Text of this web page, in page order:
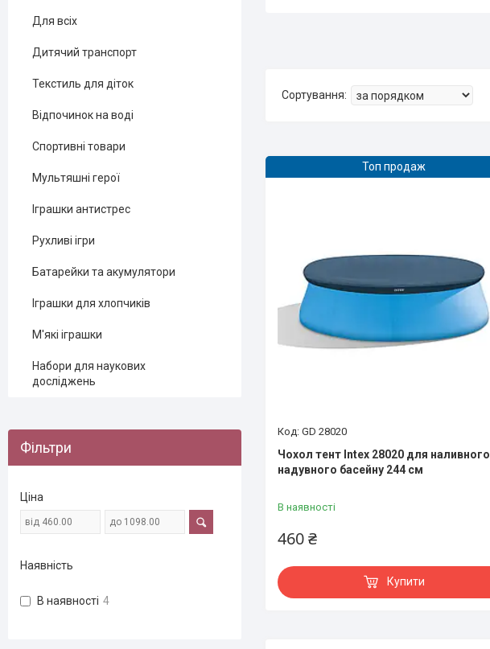
Топ продаж
GD 28020
Чохол тент Intex 28020 для наливного
надувного басейну 244 см
В наявності
460 ₴
Купити
Для всіх
Дитячий транспорт
Текстиль для діток
Відпочинок на воді
Спортивні товари
Мультяшні герої
Іграшки антистрес
Рухливі ігри
Батарейки та акумулятори
Іграшки для хлопчиків
М'які іграшки
Набори для наукових
досліджень
Фільтри
Ціна
Наявність
В наявності 4